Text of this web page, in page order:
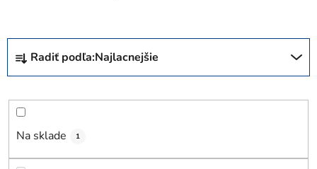
R
d
e
e
Radiť podľa:Najlacnejšie
Na sklade 1